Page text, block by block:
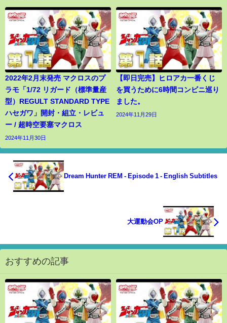
2022年2月末発売 マクロスのプ
ラモ「1/72 リガード（標準量産
型）REGULT STANDARD TYPE
ハセガワ」開封・組立・レビュ
ー / 超時空要塞マクロス
2024年11月30日
【即日完売】ヒロアカ一番くじ
を買うために6時間コンビニ巡り
ました。
2024年11月29日
Dream Hunter REM - Episode 1 - English Subtitles
大運動会OP
おすすめの記事